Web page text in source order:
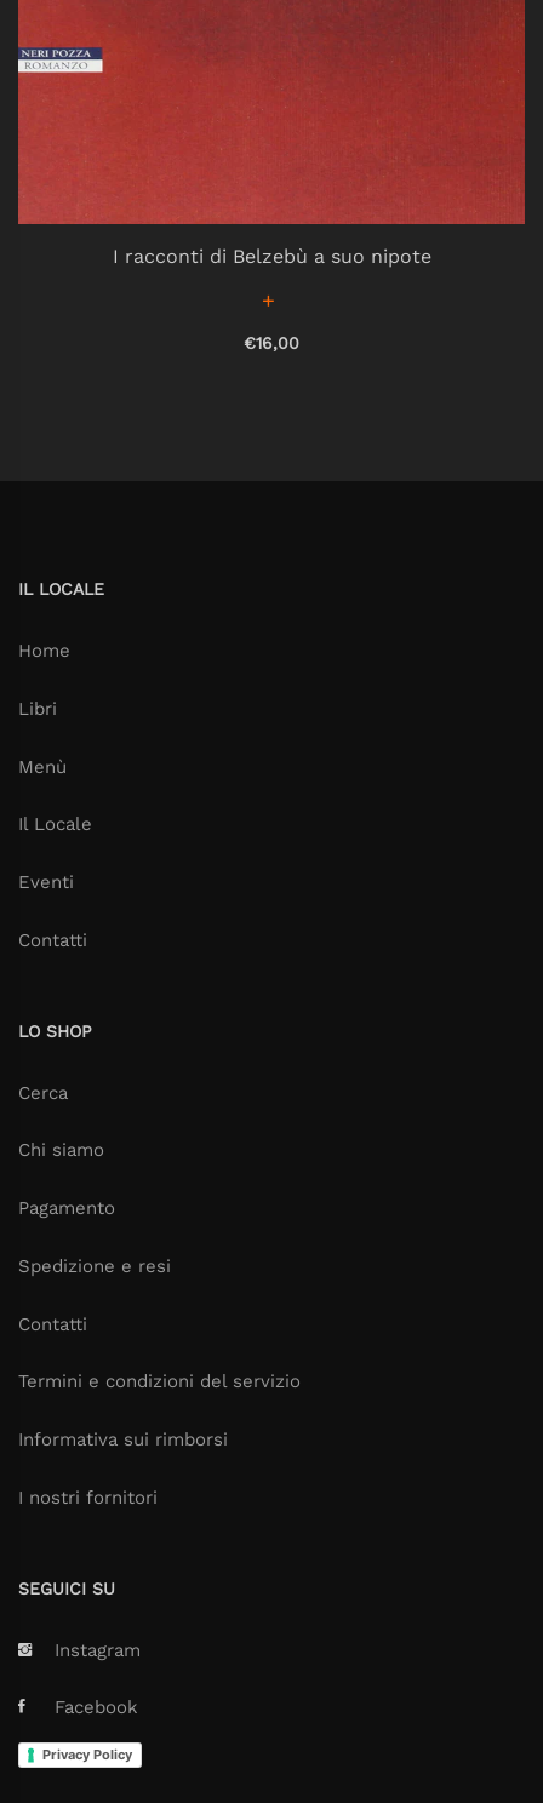
I racconti di Belzebù a suo nipote
€16,00
IL LOCALE
Home
Libri
Menù
Il Locale
Eventi
Contatti
LO SHOP
Cerca
Chi siamo
Pagamento
Spedizione e resi
Contatti
Termini e condizioni del servizio
Informativa sui rimborsi
I nostri fornitori
SEGUICI SU
Instagram
Facebook
Privacy Policy